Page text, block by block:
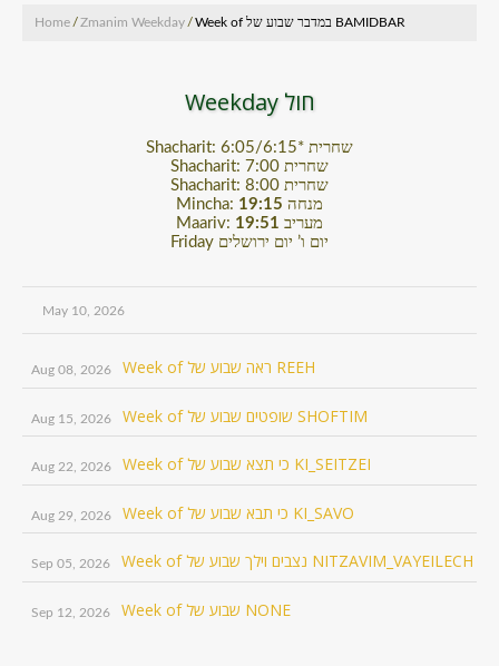
Home /Zmanim Weekday / Week of במדבר שבוע של BAMIDBAR
Weekday חול
Shacharit: 6:05/6:15* שחרית
Shacharit: 7:00 שחרית
Shacharit: 8:00 שחרית
Mincha: 19:15 מנחה
Maariv: 19:51 מעריב
Friday יום ו’ יום ירושלים
May 10, 2026
Aug 08, 2026 Week of ראה שבוע של REEH
Aug 15, 2026 Week of שופטים שבוע של SHOFTIM
Aug 22, 2026 Week of כי תצא שבוע של KI_SEITZEI
Aug 29, 2026 Week of כי תבא שבוע של KI_SAVO
Sep 05, 2026 Week of נצבים וילך שבוע של NITZAVIM_VAYEILECH
Sep 12, 2026 Week of שבוע של NONE